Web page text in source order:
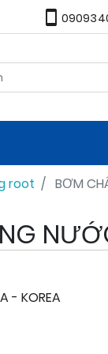
root BƠM
- KOREA